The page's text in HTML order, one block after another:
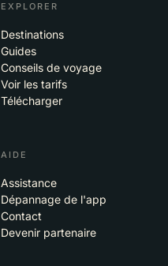
EXPLORER
Destinations
Guides
Conseils de voyage
Voir les tarifs
Télécharger
AIDE
Assistance
Dépannage de l'app
Contact
Devenir partenaire